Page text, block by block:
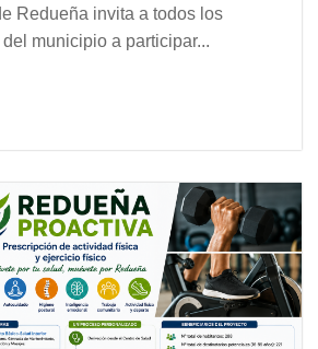
Redueña invita a todos los
municipio a participar...